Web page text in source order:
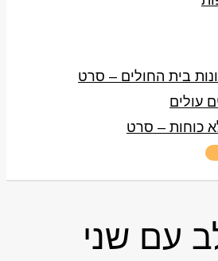
בית החולים – סרט
עולים
כוחות – סרט
עם שני